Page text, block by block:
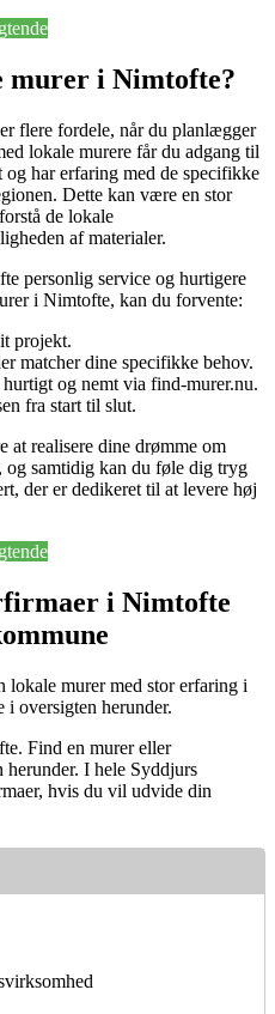
murer i Nimtofte?
flere fordele, når du planlægger
lokale murere får du adgang til
har erfaring med de specifikke
Dette kan være en stor
de lokale
af materialer.
personlig service og hurtigere
i Nimtofte, kan du forvente:
projekt.
matcher dine specifikke behov.
og nemt via find-murer.nu.
fra start til slut.
at realisere dine drømme om
og samtidig kan du føle dig tryg
der er dedikeret til at levere høj
i Nimtofte
murer med stor erfaring i
oversigten herunder.
Find en murer eller
I hele Syddjurs
hvis du vil udvide din